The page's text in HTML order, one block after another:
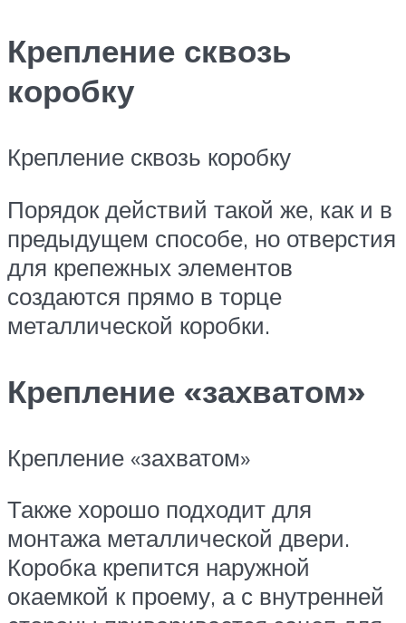
Крепление сквозь
коробку
Крепление сквозь коробку
Порядок действий такой же, как и в
предыдущем способе, но отверстия
для крепежных элементов
создаются прямо в торце
металлической коробки.
Крепление «захватом»
Крепление «захватом»
Также хорошо подходит для
монтажа металлической двери.
Коробка крепится наружной
окаемкой к проему, а с внутренней